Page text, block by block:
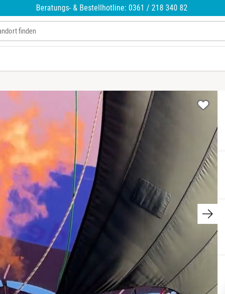
Beratungs- & Bestellhotline: 0361 / 218 340 82